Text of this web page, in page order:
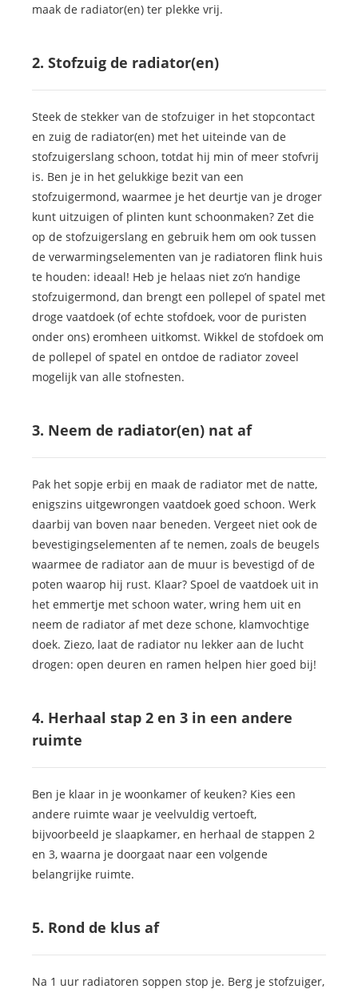
maak de radiator(en) ter plekke vrij.
2. Stofzuig de radiator(en)
Steek de stekker van de stofzuiger in het stopcontact
en zuig de radiator(en) met het uiteinde van de
stofzuigerslang schoon, totdat hij min of meer stofvrij
is. Ben je in het gelukkige bezit van een
stofzuigermond, waarmee je het deurtje van je droger
kunt uitzuigen of plinten kunt schoonmaken? Zet die
op de stofzuigerslang en gebruik hem om ook tussen
de verwarmingselementen van je radiatoren flink huis
te houden: ideaal! Heb je helaas niet zo’n handige
stofzuigermond, dan brengt een pollepel of spatel met
droge vaatdoek (of echte stofdoek, voor de puristen
onder ons) eromheen uitkomst. Wikkel de stofdoek om
de pollepel of spatel en ontdoe de radiator zoveel
mogelijk van alle stofnesten.
3. Neem de radiator(en) nat af
Pak het sopje erbij en maak de radiator met de natte,
enigszins uitgewrongen vaatdoek goed schoon. Werk
daarbij van boven naar beneden. Vergeet niet ook de
bevestigingselementen af te nemen, zoals de beugels
waarmee de radiator aan de muur is bevestigd of de
poten waarop hij rust. Klaar? Spoel de vaatdoek uit in
het emmertje met schoon water, wring hem uit en
neem de radiator af met deze schone, klamvochtige
doek. Ziezo, laat de radiator nu lekker aan de lucht
drogen: open deuren en ramen helpen hier goed bij!
4. Herhaal stap 2 en 3 in een andere
ruimte
Ben je klaar in je woonkamer of keuken? Kies een
andere ruimte waar je veelvuldig vertoeft,
bijvoorbeeld je slaapkamer, en herhaal de stappen 2
en 3, waarna je doorgaat naar een volgende
belangrijke ruimte.
5. Rond de klus af
Na 1 uur radiatoren soppen stop je. Berg je stofzuiger,